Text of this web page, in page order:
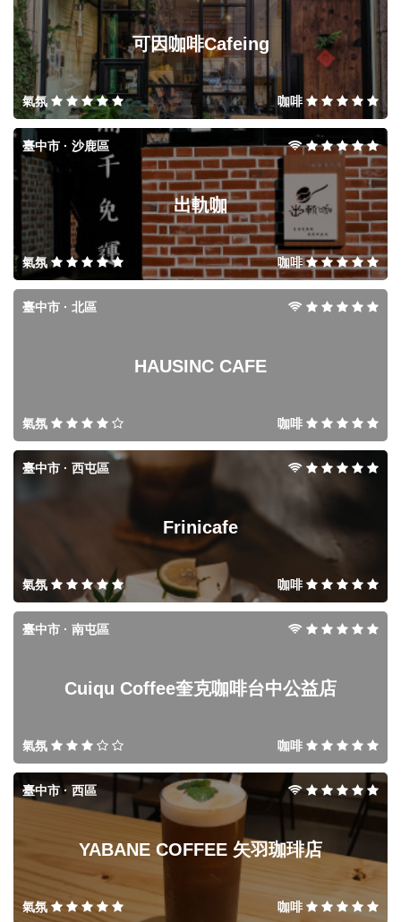
可因咖啡Cafeing
氣氛 咖啡
出軌咖
臺中市 · 沙鹿區
氣氛 咖啡
HAUSINC CAFE
臺中市 · 北區
氣氛 咖啡
Frinicafe
臺中市 · 西屯區
氣氛 咖啡
Cuiqu Coffee奎克咖啡台中公益店
臺中市 · 南屯區
氣氛 咖啡
YABANE COFFEE 矢羽珈琲店
臺中市 · 西區
氣氛 咖啡